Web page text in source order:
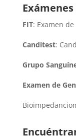
Exámenes
FIT: Examen
Canditest:
Grupo
Examen de